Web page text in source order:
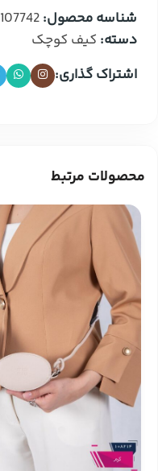
شناسه محصول:107742
دسته: کیف کوچک
اشتراک گذاری:
محصولات مرتبط